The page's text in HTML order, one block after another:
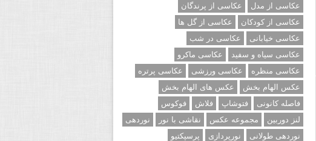
عکاسی از مدل
عکاسی از پرندگان
عکاسی از کودکان
عکاسی از گل ها
عکاسی خیابانی
عکاسی در شب
عکاسی سیاه و سفید
عکاسی ماکرو
عکاسی منظره
عکاسی ورزشی
عکاسی پرتره
عکس الهام بخش
عکس های الهام بخش
فاصله کانونی
فتوشاپ فلاش
فوکوس
لنز دوربین
مجموعه عکس نقاشی با نور
نوردهی
نوردهی طولانی
نورپردازی
پرسپکتیو